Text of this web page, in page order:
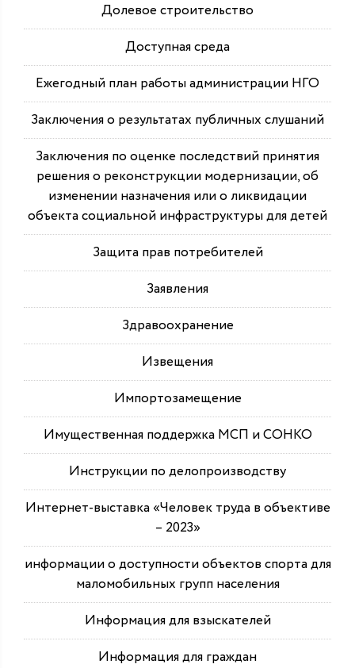
Долевое строительство
Доступная среда
Ежегодный план работы администрации НГО
Заключения о результатах публичных слушаний
Заключения по оценке последствий принятия
решения о реконструкции модернизации, об
изменении назначения или о ликвидации
объекта социальной инфраструктуры для детей
Защита прав потребителей
Заявления
Здравоохранение
Извещения
Импортозамещение
Имущественная поддержка МСП и СОНКО
Инструкции по делопроизводству
Интернет-выставка «Человек труда в объективе
– 2023»
информации о доступности объектов спорта для
маломобильных групп населения
Информация для взыскателей
Информация для граждан